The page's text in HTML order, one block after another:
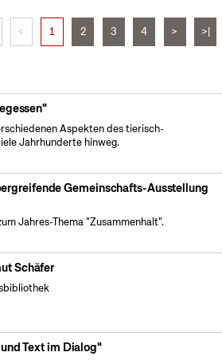
< 1 2 3 4 > >|
Aspekten des tierisch-
Jahrhunderte hinweg.
Gemeinschafts-Ausstellung
Jahres-Thema "Zusammenhalt".
Schäfer
Text im Dialog"